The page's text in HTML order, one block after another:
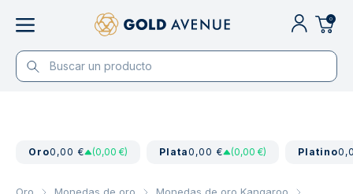
0
Oro0,00 € (0,00 €) Plata0,00 € (0,00 €) Platino